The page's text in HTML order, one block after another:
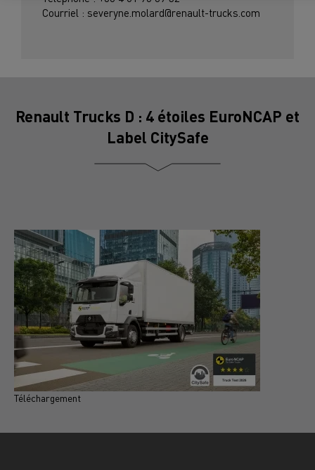
Courriel : severyne.molard@renault-trucks.com
Renault Trucks D : 4 étoiles EuroNCAP et
Label CitySafe
Téléchargement